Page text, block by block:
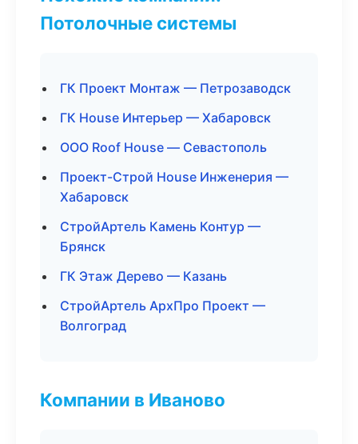
Потолочные системы
ГК Проект Монтаж — Петрозаводск
ГК House Интерьер — Хабаровск
ООО Roof House — Севастополь
Проект-Строй House Инженерия —
Хабаровск
СтройАртель Камень Контур —
Брянск
ГК Этаж Дерево — Казань
СтройАртель АрхПро Проект —
Волгоград
Компании в Иваново